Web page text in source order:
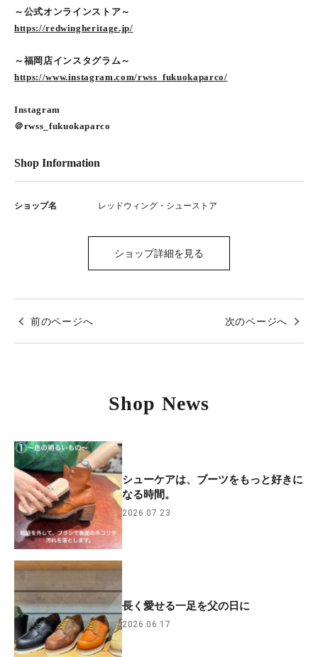
～公式オンラインストア～
https://redwingheritage.jp/
～福岡店インスタグラム～
https://www.instagram.com/rwss_fukuokaparco/
Instagram
＠rwss_fukuokaparco
Shop Information
ショップ名 レッドウィング・シューストア
ショップ詳細を見る
前のページへ 次のページへ
Shop News
シューケアは、ブーツをもっと好きに
なる時間。
2026.07.23
長く愛せる一足を父の日に
2026.06.17